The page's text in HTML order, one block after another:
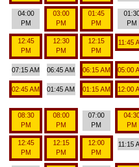
04:00
PM
03:00
PM
01:45
PM
PM
12:45
PM
12:30
PM
12:15
PM
11:45
07:15 AM 06:45 AM 06:15 AM 05:00
02:45 AM 01:45 AM 01:15 AM 12:00
08:30
PM
08:00
PM
07:00
PM
PM
12:45
PM
12:15
PM
12:00
PM
11:15